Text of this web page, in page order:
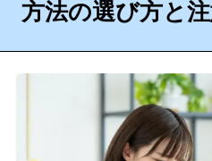
方法の選び方と